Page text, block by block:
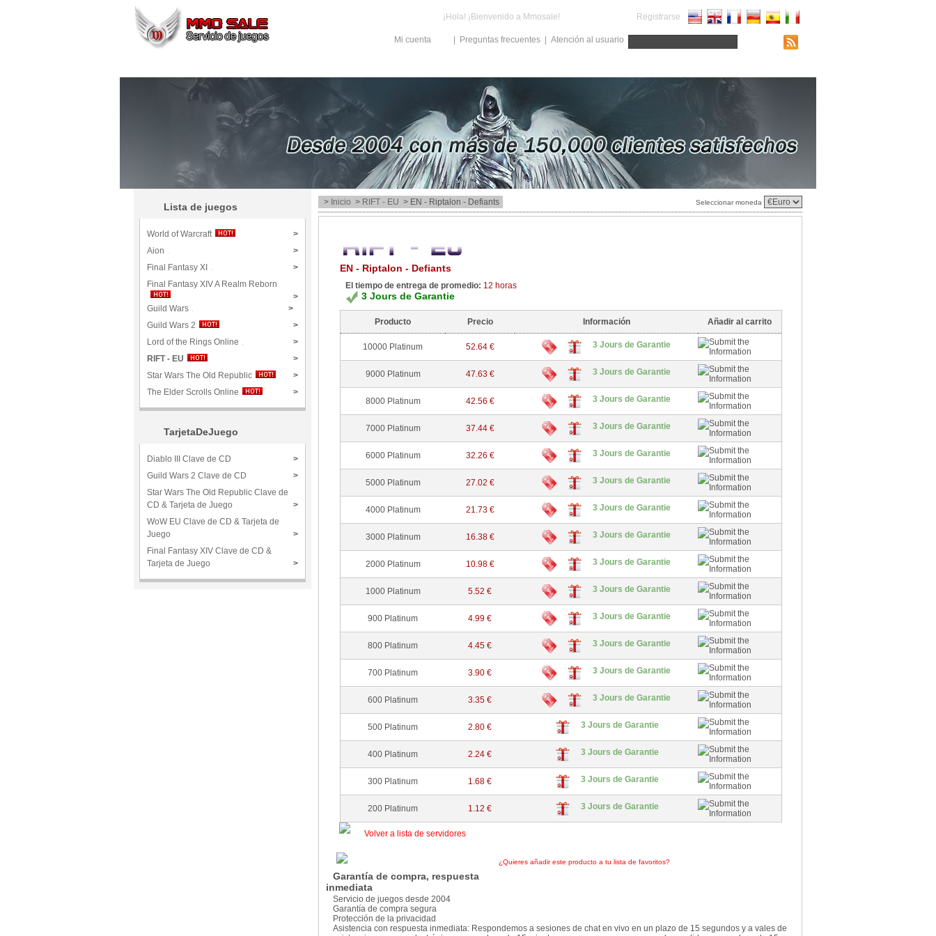
¡Hola! ¡Bienvenido a Mmosale! Registrarse
Atención al usuario
Preguntas frecuentes
Mi cuenta
Lista de juegos
World of Warcraft
>
Aion
>
Final Fantasy XI
>
Final Fantasy XIV A Realm Reborn
>
Guild Wars
>
Guild Wars 2
>
Lord of the Rings Online
>
RIFT - EU
>
Star Wars The Old Republic
>
The Elder Scrolls Online
>
TarjetaDeJuego
Diablo III Clave de CD
>
Guild Wars 2 Clave de CD
>
Star Wars The Old Republic Clave de
CD & Tarjeta de Juego
>
WoW EU Clave de CD & Tarjeta de
Juego
>
Final Fantasy XIV Clave de CD &
Tarjeta de Juego
>
> Inicio > RIFT - EU > EN - Riptalon - Defiants Seleccionar moneda
EN - Riptalon - Defiants
El tiempo de entrega de promedio: 12 horas
3 Jours de Garantie
Producto Precio Información Añadir al carrito
10000 Platinum 52.64 € 3 Jours de Garantie
9000 Platinum 47.63 € 3 Jours de Garantie
8000 Platinum 42.56 € 3 Jours de Garantie
7000 Platinum 37.44 € 3 Jours de Garantie
6000 Platinum 32.26 € 3 Jours de Garantie
5000 Platinum 27.02 € 3 Jours de Garantie
4000 Platinum 21.73 € 3 Jours de Garantie
3000 Platinum 16.38 € 3 Jours de Garantie
2000 Platinum 10.98 € 3 Jours de Garantie
1000 Platinum 5.52 € 3 Jours de Garantie
900 Platinum 4.99 € 3 Jours de Garantie
800 Platinum 4.45 € 3 Jours de Garantie
700 Platinum 3.90 € 3 Jours de Garantie
600 Platinum 3.35 € 3 Jours de Garantie
500 Platinum 2.80 € 3 Jours de Garantie
400 Platinum 2.24 € 3 Jours de Garantie
300 Platinum 1.68 € 3 Jours de Garantie
200 Platinum 1.12 € 3 Jours de Garantie
Volver a lista de servidores
¿Quieres añadir este producto a tu lista de favoritos?
Garantía de compra, respuesta
inmediata
Servicio de juegos desde 2004
Garantía de compra segura
Protección de la privacidad
Asistencia con respuesta inmediata: Respondemos a sesiones de chat en vivo en un plazo de 15 segundos y a vales de